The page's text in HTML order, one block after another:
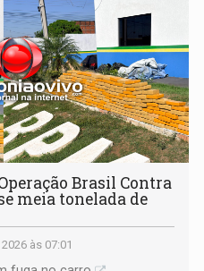
Brasil Contra
meia tonelada de
às 07:01